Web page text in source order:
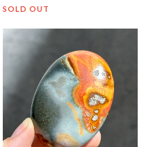
SOLD OUT